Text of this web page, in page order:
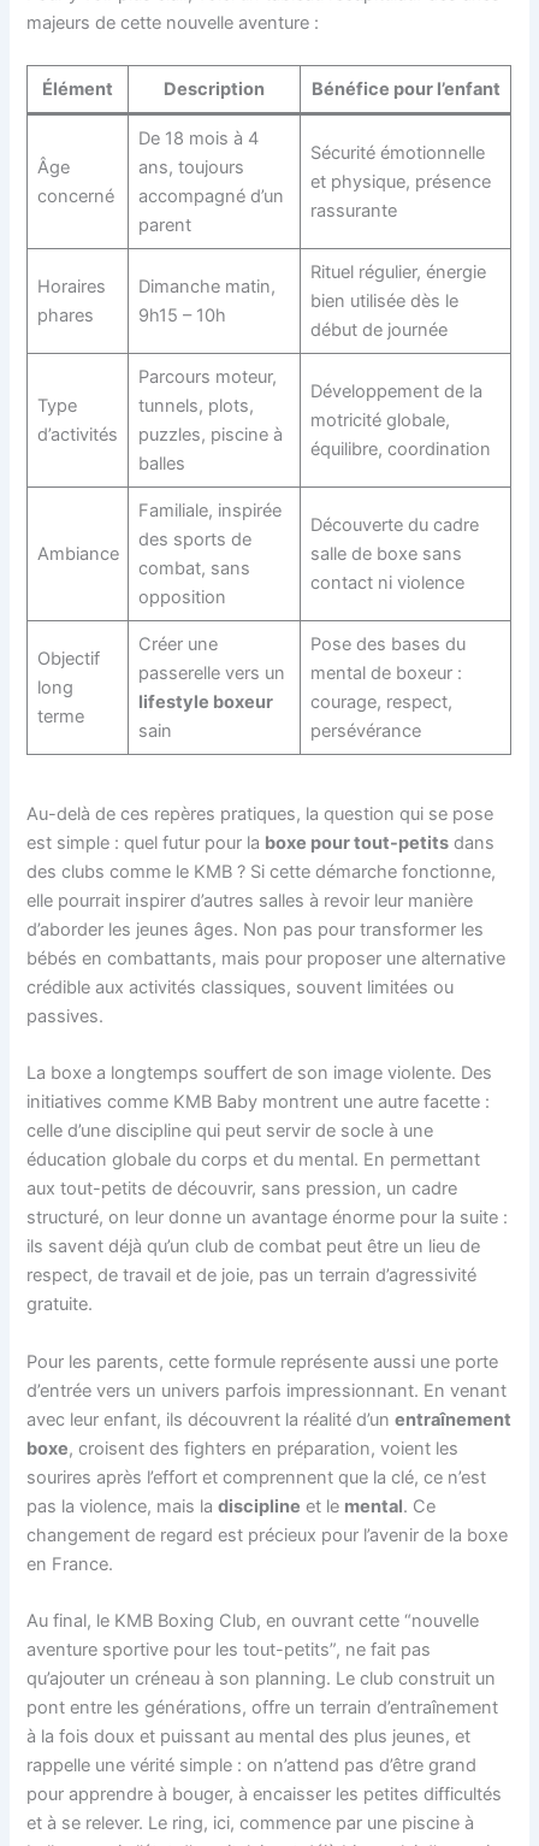
majeurs de cette nouvelle aventure :
Élément Description Bénéfice pour l’enfant
Âge
concerné
De 18 mois à 4
ans, toujours
accompagné d’un
parent
Sécurité émotionnelle
et physique, présence
rassurante
Horaires
phares
Dimanche matin,
9h15 – 10h
Rituel régulier, énergie
bien utilisée dès le
début de journée
Type
d’activités
Parcours moteur,
tunnels, plots,
puzzles, piscine à
balles
Développement de la
motricité globale,
équilibre, coordination
Ambiance
Familiale, inspirée
des sports de
combat, sans
opposition
Découverte du cadre
salle de boxe sans
contact ni violence
Objectif
long
terme
Créer une
passerelle vers un
lifestyle boxeur
sain
Pose des bases du
mental de boxeur :
courage, respect,
persévérance
Au-delà de ces repères pratiques, la question qui se pose
est simple : quel futur pour la boxe pour tout-petits dans
des clubs comme le KMB ? Si cette démarche fonctionne,
elle pourrait inspirer d’autres salles à revoir leur manière
d’aborder les jeunes âges. Non pas pour transformer les
bébés en combattants, mais pour proposer une alternative
crédible aux activités classiques, souvent limitées ou
passives.
La boxe a longtemps souffert de son image violente. Des
initiatives comme KMB Baby montrent une autre facette :
celle d’une discipline qui peut servir de socle à une
éducation globale du corps et du mental. En permettant
aux tout-petits de découvrir, sans pression, un cadre
structuré, on leur donne un avantage énorme pour la suite :
ils savent déjà qu’un club de combat peut être un lieu de
respect, de travail et de joie, pas un terrain d’agressivité
gratuite.
Pour les parents, cette formule représente aussi une porte
d’entrée vers un univers parfois impressionnant. En venant
avec leur enfant, ils découvrent la réalité d’unentraînement
boxe, croisent des fighters en préparation, voient les
sourires après l’effort et comprennent que la clé, ce n’est
pas la violence, mais ladiscipline et le mental. Ce
changement de regard est précieux pour l’avenir de la boxe
en France.
Au final, le KMB Boxing Club, en ouvrant cette “nouvelle
aventure sportive pour les tout-petits”, ne fait pas
qu’ajouter un créneau à son planning. Le club construit un
pont entre les générations, offre un terrain d’entraînement
à la fois doux et puissant au mental des plus jeunes, et
rappelle une vérité simple : on n’attend pas d’être grand
pour apprendre à bouger, à encaisser les petites difficultés
et à se relever. Le ring, ici, commence par une piscine à